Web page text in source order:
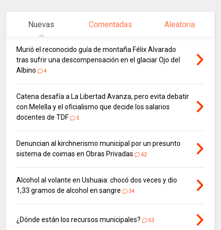
Nuevas Comentadas Aleatoria
Murió el reconocido guía de montaña Félix Alvarado
tras sufrir una descompensación en el glaciar Ojo del
Albino
4
Catena desafía a La Libertad Avanza, pero evita debatir
con Melella y el oficialismo que decide los salarios
docentes de TDF
5
Denuncian al kirchnerismo municipal por un presunto
sistema de coimas en Obras Privadas
62
Alcohol al volante en Ushuaia: chocó dos veces y dio
1,33 gramos de alcohol en sangre
34
¿Dónde están los recursos municipales? 53